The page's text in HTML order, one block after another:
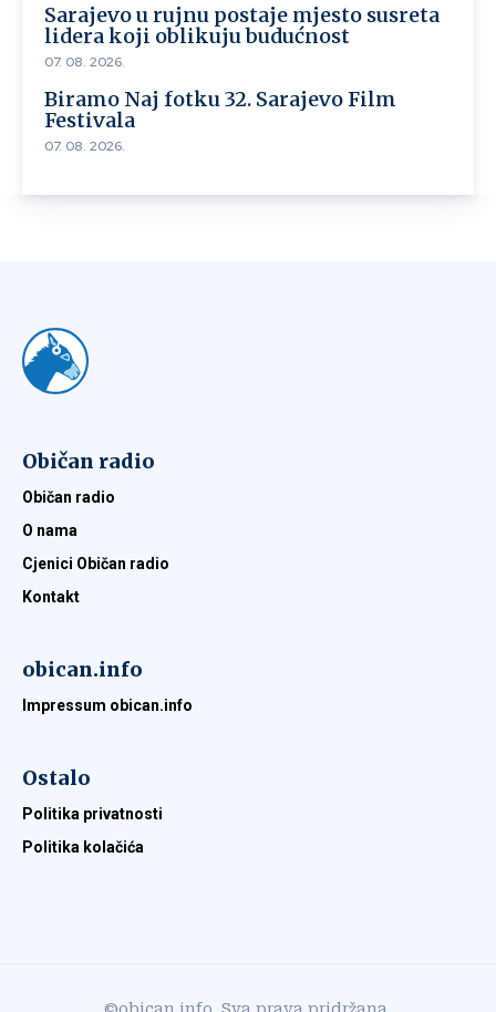
Sarajevo u rujnu postaje mjesto susreta
lidera koji oblikuju budućnost
07. 08. 2026.
Biramo Naj fotku 32. Sarajevo Film
Festivala
07. 08. 2026.
Običan radio
Običan radio
O nama
Cjenici Običan radio
Kontakt
obican.info
Impressum obican.info
Ostalo
Politika privatnosti
Politika kolačića
©obican.info. Sva prava pridržana.